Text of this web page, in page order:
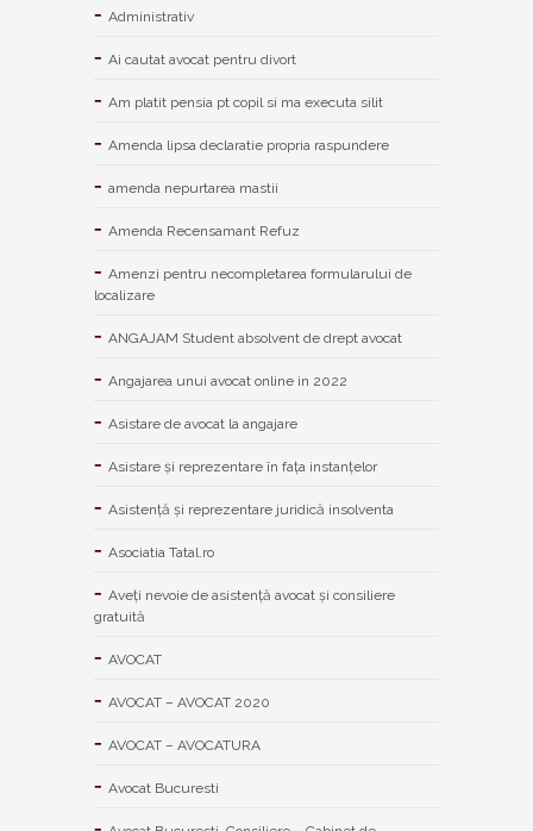
Administrativ
Ai cautat avocat pentru divort
Am platit pensia pt copil si ma executa silit
Amenda lipsa declaratie propria raspundere
amenda nepurtarea mastii
Amenda Recensamant Refuz
Amenzi pentru necompletarea formularului de
localizare
ANGAJAM Student absolvent de drept avocat
Angajarea unui avocat online in 2022
Asistare de avocat la angajare
Asistare și reprezentare în fața instanțelor
Asistență și reprezentare juridică insolventa
Asociatia Tatal.ro
Aveţi nevoie de asistenţă avocat şi consiliere
gratuită
AVOCAT
AVOCAT – AVOCAT 2020
AVOCAT – AVOCATURA
Avocat Bucuresti